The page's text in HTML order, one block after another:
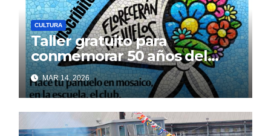
CULTURA
Taller gratuito para
conmemorar 50 años del
golpe militar con mosaicos
de pañuelos
MAR 14, 2026